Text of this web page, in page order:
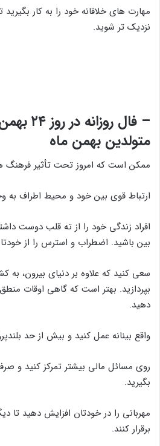
مهارت های خلاقانه خود را به کار
نزدیک تر شوید.
متولدین بهمن ماه
ممکن است که امروز تحت تأثیر فرهنگ
ارتباط قوی بین خود و محیط اطراف به
افراد زندگی خود را از ته قلب دوست
بین باشید. اضطراب و استرس را از
سعی کنید که علاوه بر دنیای بیرون، به
بپردازید. بهتر است که گاهی اوقات
دهید.
واقع بینانه عمل کنید و بیش از حد
روی مسائل مالی بیشتر تمرکز کنید و
بگیرید.
مهربانی را در خودتان افزایش دهید تا
برقرار کنند.